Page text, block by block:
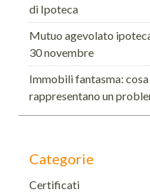
di Ipoteca
Mutuo agevolato
30 novembre
Immobili fantasma: cosa
rappresentano un
Categorie
Certificati